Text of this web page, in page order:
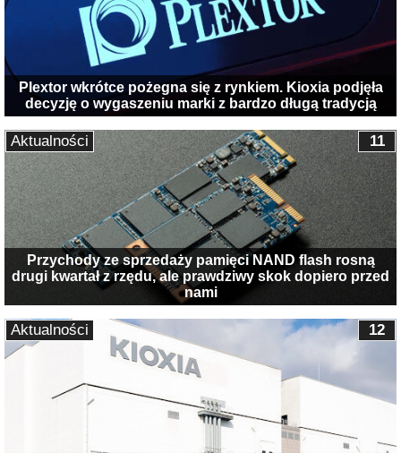
Plextor wkrótce pożegna się z rynkiem. Kioxia podjęła
decyzję o wygaszeniu marki z bardzo długą tradycją
Przychody ze sprzedaży pamięci NAND flash rosną
drugi kwartał z rzędu, ale prawdziwy skok dopiero przed
nami
11
Aktualności
12
Aktualności